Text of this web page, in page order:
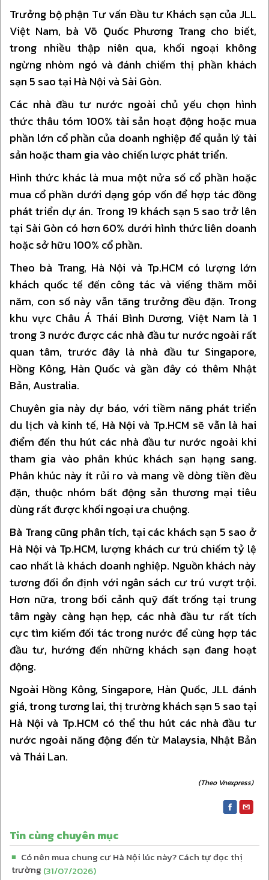
Trưởng bộ phận Tư vấn Đầu tư Khách sạn của JLL
Việt Nam, bà Võ Quốc Phương Trang cho biết,
trong nhiều thập niên qua, khối ngoại không
ngừng nhòm ngó và đánh chiếm thị phần khách
sạn 5 sao tại Hà Nội và Sài Gòn.
Các nhà đầu tư nước ngoài chủ yếu chọn hình
thức thâu tóm 100% tài sản hoạt động hoặc mua
phần lớn cổ phần của doanh nghiệp để quản lý tài
sản hoặc tham gia vào chiến lược phát triển.
Hình thức khác là mua một nửa số cổ phần hoặc
mua cổ phần dưới dạng góp vốn để hợp tác đồng
phát triển dự án. Trong 19 khách sạn 5 sao trở lên
tại Sài Gòn có hơn 60% dưới hình thức liên doanh
hoặc sở hữu 100% cổ phần.
Theo bà Trang, Hà Nội và Tp.HCM có lượng lớn
khách quốc tế đến công tác và viếng thăm mỗi
năm, con số này vẫn tăng trưởng đều đặn. Trong
khu vực Châu Á Thái Bình Dương, Việt Nam là 1
trong 3 nước được các nhà đầu tư nước ngoài rất
quan tâm, trước đây là nhà đầu tư Singapore,
Hồng Kông, Hàn Quốc và gần đây có thêm Nhật
Bản, Australia.
Chuyên gia này dự báo, với tiềm năng phát triển
du lịch và kinh tế, Hà Nội và Tp.HCM sẽ vẫn là hai
điểm đến thu hút các nhà đầu tư nước ngoài khi
tham gia vào phân khúc khách sạn hạng sang.
Phân khúc này ít rủi ro và mang về dòng tiền đều
đặn, thuộc nhóm bất động sản thương mại tiêu
dùng rất được khối ngoại ưa chuộng.
Bà Trang cũng phân tích, tại các khách sạn 5 sao ở
Hà Nội và Tp.HCM, lượng khách cư trú chiếm tỷ lệ
cao nhất là khách doanh nghiệp. Nguồn khách này
tương đối ổn định với ngân sách cư trú vượt trội.
Hơn nữa, trong bối cảnh quỹ đất trống tại trung
tâm ngày càng hạn hẹp, các nhà đầu tư rất tích
cực tìm kiếm đối tác trong nước để cùng hợp tác
đầu tư, hướng đến những khách sạn đang hoạt
động.
Ngoài Hồng Kông, Singapore, Hàn Quốc, JLL đánh
giá, trong tương lai, thị trường khách sạn 5 sao tại
Hà Nội và Tp.HCM có thể thu hút các nhà đầu tư
nước ngoài năng động đến từ Malaysia, Nhật Bản
và Thái Lan.
(Theo Vnexpress)
Tin cùng chuyên mục
■ Có nên mua chung cư Hà Nội lúc này? Cách tự đọc thị
trường (31/07/2026)